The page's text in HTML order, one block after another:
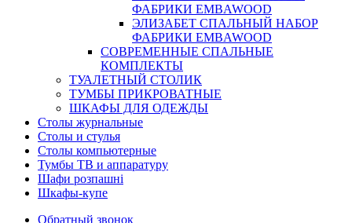
ФАБРИКИ EMBAWOOD
ЭЛИЗАБЕТ СПАЛЬНЫЙ НАБОР
ФАБРИКИ EMBAWOOD
СОВРЕМЕННЫЕ СПАЛЬНЫЕ
КОМПЛЕКТЫ
ТУАЛЕТНЫЙ СТОЛИК
ТУМБЫ ПРИКРОВАТНЫЕ
ШКАФЫ ДЛЯ ОДЕЖДЫ
Столы журнальные
Столы и стулья
Столы компьютерные
Тумбы ТВ и аппаратуру
Шафи розпашні
Шкафы-купе
Обратный звонок